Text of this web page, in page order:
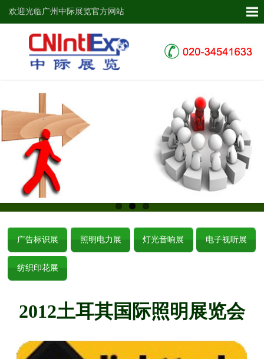
欢迎光临广州中际展览官方网站
广告标识展 照明电力展 灯光音响展 电子视听展
纺织印花展
2012土耳其国际照明展览会